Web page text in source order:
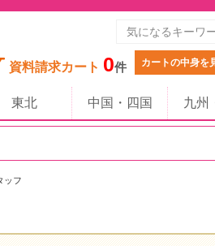
資料請求カート 0件 カートの中身を
東北 中国・四国 九州
ッフ